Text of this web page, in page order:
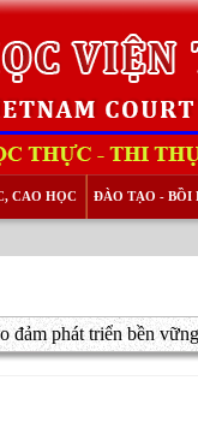
CAO HỌC ĐÀO TẠO - BỒI
đảm phát triển bền